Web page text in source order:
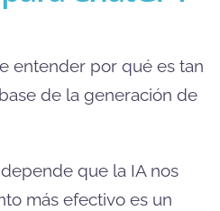
entender por qué es tan
de la generación de
que la IA nos
más efectivo es un